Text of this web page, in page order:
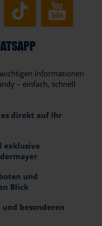
Informationen
– einfach, schnell
direkt auf Ihr
exklusive
und
Blick
besonderen